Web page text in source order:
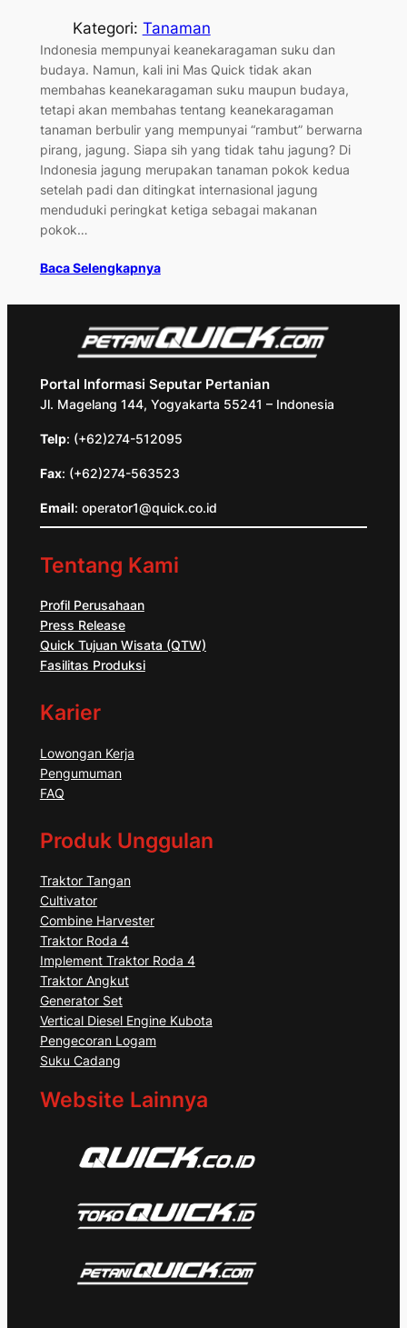
Kategori: Tanaman
Indonesia mempunyai keanekaragaman suku dan
budaya. Namun, kali ini Mas Quick tidak akan
membahas keanekaragaman suku maupun budaya,
tetapi akan membahas tentang keanekaragaman
tanaman berbulir yang mempunyai “rambut” berwarna
pirang, jagung. Siapa sih yang tidak tahu jagung? Di
Indonesia jagung merupakan tanaman pokok kedua
setelah padi dan ditingkat internasional jagung
menduduki peringkat ketiga sebagai makanan
pokok…
Baca Selengkapnya
Portal Informasi Seputar Pertanian
Jl. Magelang 144, Yogyakarta 55241 – Indonesia
Telp: (+62)274-512095
Fax: (+62)274-563523
Email: operator1@quick.co.id
Tentang Kami
Profil Perusahaan
Press Release
Quick Tujuan Wisata (QTW)
Fasilitas Produksi
Karier
Lowongan Kerja
Pengumuman
FAQ
Produk Unggulan
Traktor Tangan
Cultivator
Combine Harvester
Traktor Roda 4
Implement Traktor Roda 4
Traktor Angkut
Generator Set
Vertical Diesel Engine Kubota
Pengecoran Logam
Suku Cadang
Website Lainnya